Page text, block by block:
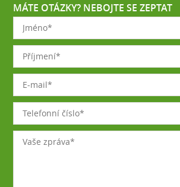
MÁTE OTÁZKY? NEBOJTE SE ZEPTAT